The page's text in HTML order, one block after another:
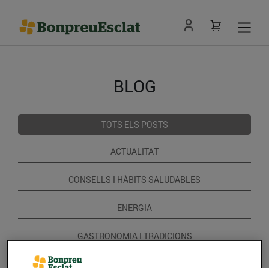
BLOG
TOTS ELS POSTS
ACTUALITAT
CONSELLS I HÀBITS SALUDABLES
ENERGIA
GASTRONOMIA I TRADICIONS